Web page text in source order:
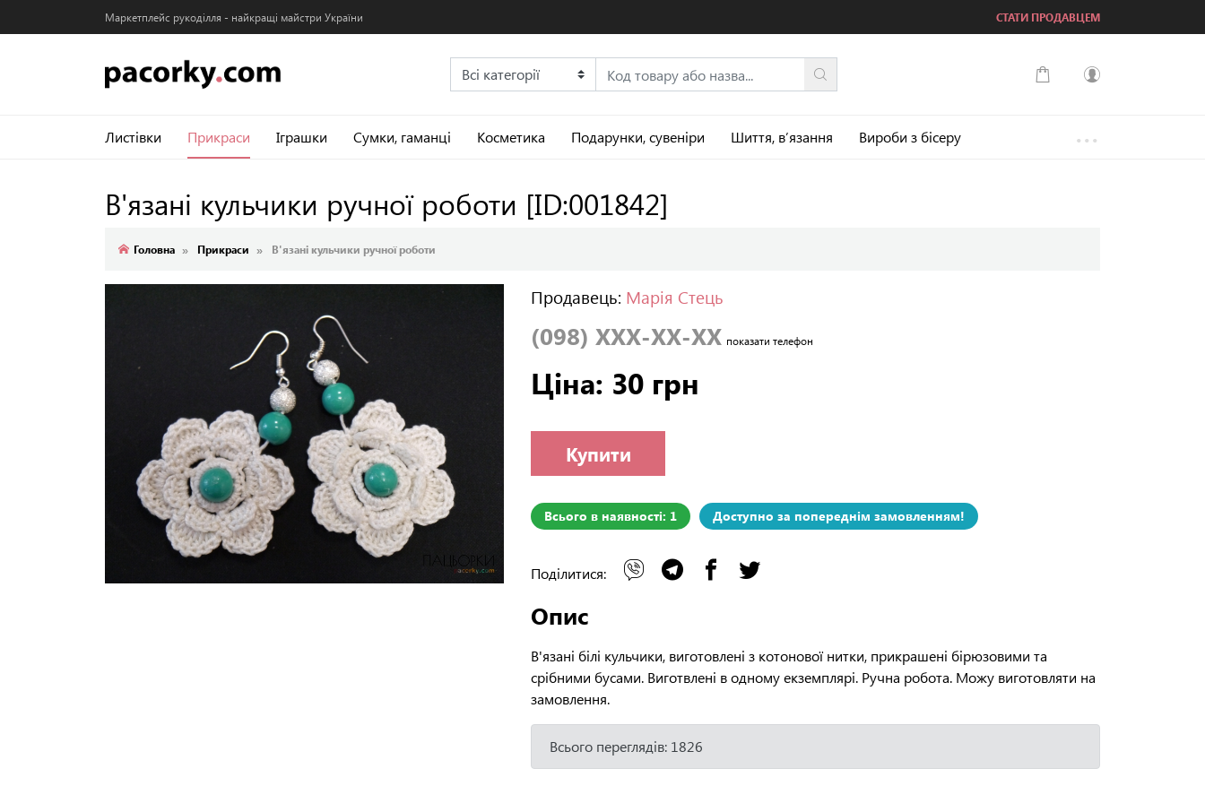
Маркетплейс рукоділля - найкращі майстри України СТАТИ ПРОДАВЦЕМ
...
Листівки Прикраси Іграшки Сумки, гаманці Косметика Подарунки, сувеніри Шиття, в’язання Вироби з бісеру
В'язані кульчики ручної роботи [ID:001842]
Головна Прикраси В'язані кульчики ручної роботи
Продавець: Марія Стець
(098) XXX-XX-XX показати телефон
Ціна: 30 грн
Купити
Всього в наявності: 1 Доступно за попереднім замовленням!
Поділитися:
Опис
В'язані білі кульчики, виготовлені з котонової нитки, прикрашені бірюзовими та
срібними бусами. Виготвлені в одному екземплярі. Ручна робота. Можу виготовляти на
замовлення.
Всього переглядів: 1826